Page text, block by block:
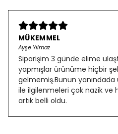
MÜKEMMEL
Ayşe Yılmaz
Siparişim 3 günde elime
yapmışlar ürünüme hiçbir
gelmemiş.Bunun
ile ilgilenmeleri çok nazik ve
artık belli oldu.